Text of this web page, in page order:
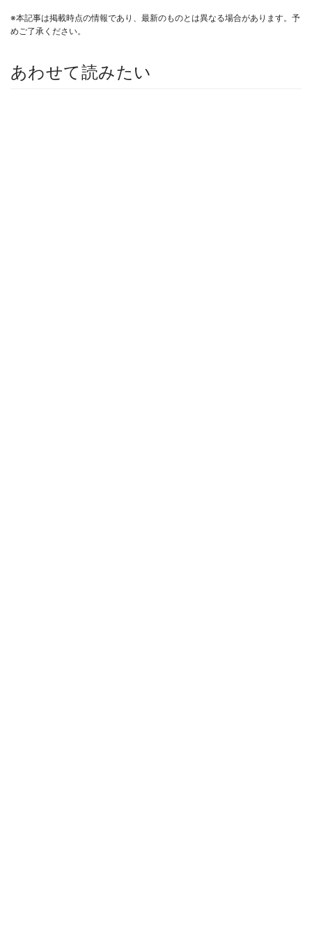
※本記事は掲載時点の情報であり、最新のものとは異なる場合があります。予
めご了承ください。
あわせて読みたい